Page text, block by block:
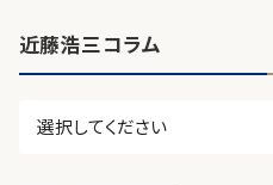
近藤浩三コラム